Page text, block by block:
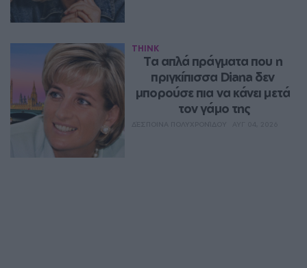
THINK
Τα απλά πράγματα που η
πριγκίπισσα Diana δεν
μπορούσε πια να κάνει μετά
τον γάμο της